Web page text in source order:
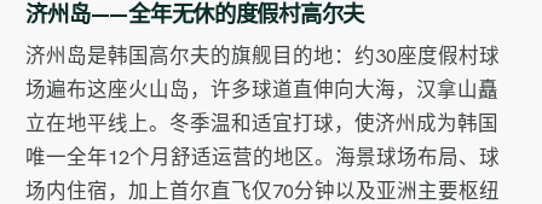
济州岛——全年无休的度假村高尔夫
济州岛是韩国高尔夫的旗舰目的地：约30座度假村球
场遍布这座火山岛，许多球道直伸向大海，汉拿山矗
立在地平线上。冬季温和适宜打球，使济州成为韩国
唯一全年12个月舒适运营的地区。海景球场布局、球
场内住宿，加上首尔直飞仅70分钟以及亚洲主要枢纽